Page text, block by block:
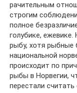
рачительным
строгим
полное
голубике,
рыбу, хотя рыбные
национальной
происходит по
рыбы в Норвегии,
перестали